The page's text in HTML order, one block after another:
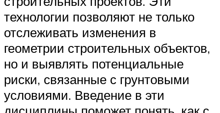
технологии позволяют не только
отслеживать изменения в
геометрии строительных объектов,
но и выявлять потенциальные
риски, связанные с грунтовыми
условиями. Введение в эти